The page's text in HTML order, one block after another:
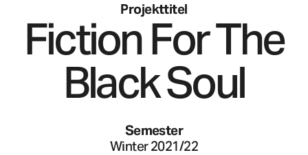
Projekttitel
Fiction For The
Black Soul
Semester
Winter 2021/22